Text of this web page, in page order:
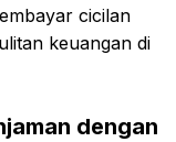
cicilan
keuangan di
dengan